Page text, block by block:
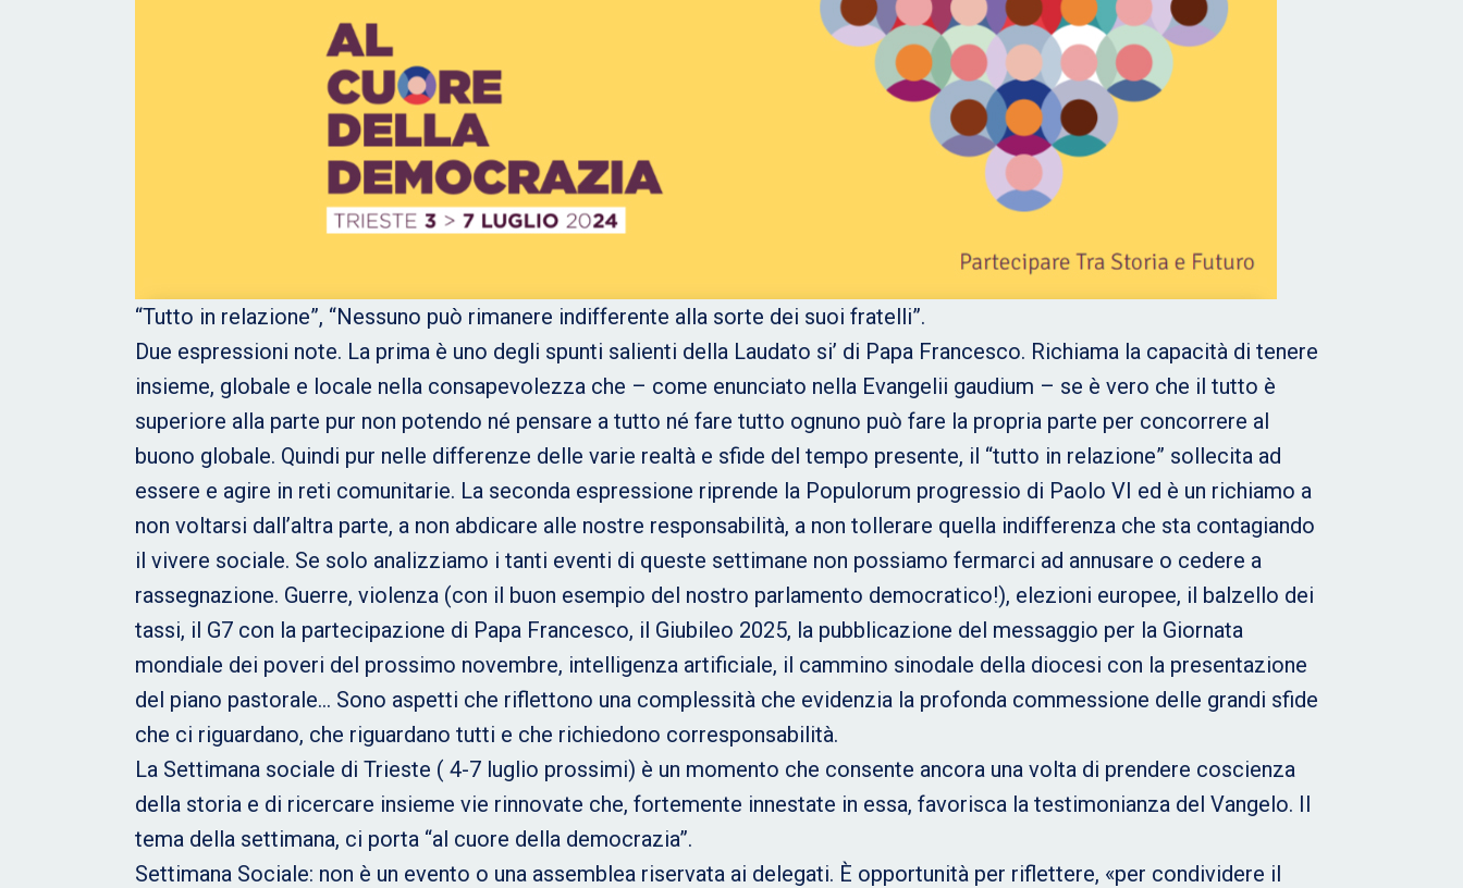
“Tutto in relazione”, “Nessuno può rimanere indifferente alla sorte dei suoi fratelli”.
Due espressioni note. La prima è uno degli spunti salienti della Laudato si’ di Papa Francesco. Richiama la capacità di tenere
insieme, globale e locale nella consapevolezza che – come enunciato nella Evangelii gaudium – se è vero che il tutto è
superiore alla parte pur non potendo né pensare a tutto né fare tutto ognuno può fare la propria parte per concorrere al
buono globale. Quindi pur nelle differenze delle varie realtà e sfide del tempo presente, il “tutto in relazione” sollecita ad
essere e agire in reti comunitarie. La seconda espressione riprende la Populorum progressio di Paolo VI ed è un richiamo a
non voltarsi dall’altra parte, a non abdicare alle nostre responsabilità, a non tollerare quella indifferenza che sta contagiando
il vivere sociale. Se solo analizziamo i tanti eventi di queste settimane non possiamo fermarci ad annusare o cedere a
rassegnazione. Guerre, violenza (con il buon esempio del nostro parlamento democratico!), elezioni europee, il balzello dei
tassi, il G7 con la partecipazione di Papa Francesco, il Giubileo 2025, la pubblicazione del messaggio per la Giornata
mondiale dei poveri del prossimo novembre, intelligenza artificiale, il cammino sinodale della diocesi con la presentazione
del piano pastorale… Sono aspetti che riflettono una complessità che evidenzia la profonda commessione delle grandi sfide
che ci riguardano, che riguardano tutti e che richiedono corresponsabilità.
La Settimana sociale di Trieste ( 4-7 luglio prossimi) è un momento che consente ancora una volta di prendere coscienza
della storia e di ricercare insieme vie rinnovate che, fortemente innestate in essa, favorisca la testimonianza del Vangelo. Il
tema della settimana, ci porta “al cuore della democrazia”.
Settimana Sociale: non è un evento o una assemblea riservata ai delegati. È opportunità per riflettere, «per condividere il